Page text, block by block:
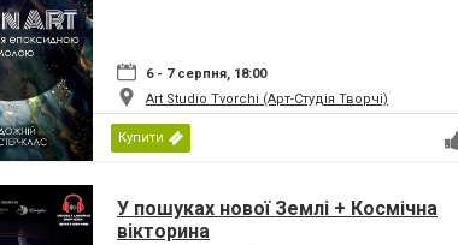
6 - 7 серпня, 18:00
Art Studio Tvorchi (Арт-Студія Творчі)
Купити
У пошуках нової Землі + Космічна
вікторина